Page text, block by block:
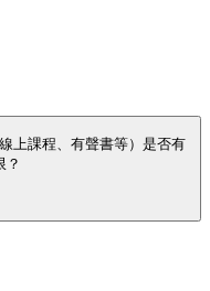
上課程、有聲書等）是否有
？